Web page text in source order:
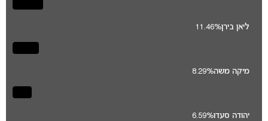
ליאן בירן11.46%
מיקה משה8.29%
יהודה סעדו6.59%